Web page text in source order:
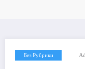
Без Рубрики